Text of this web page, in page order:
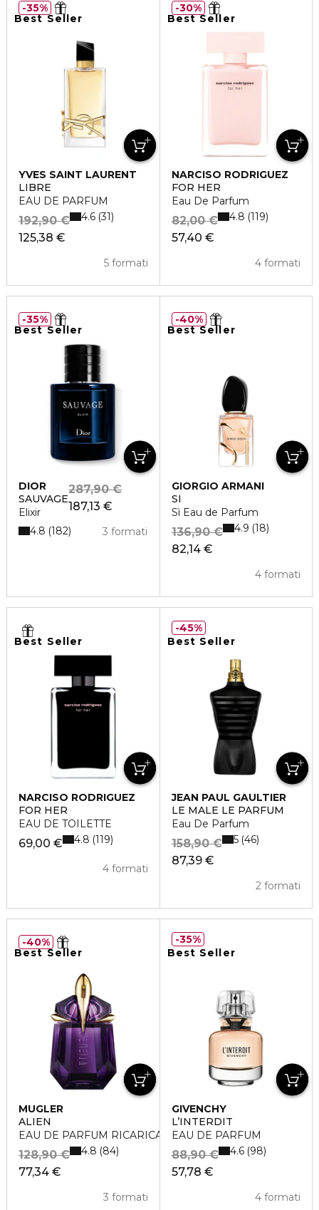
Best Seller
YVES SAINT LAURENT
LIBRE
EAU DE PARFUM
125,38 €
192,90 €
5 formati
4.6 31
35%
Best Seller
NARCISO RODRIGUEZ
FOR HER
Eau De Parfum
57,40 €
82,00 €
4 formati
4.8 119
30%
Best Seller
DIOR
SAUVAGE
Elixir
187,13 €
287,90 €
3 formati
4.8 182
35%
Best Seller
GIORGIO ARMANI
SÌ
Sì Eau de Parfum
82,14 €
136,90 €
4 formati
4.9 18
40%
Best Seller
NARCISO RODRIGUEZ
FOR HER
EAU DE TOILETTE
69,00 €
4 formati
4.8 119
Best Seller
JEAN PAUL GAULTIER
LE MALE LE PARFUM
Eau De Parfum
87,39 €
158,90 €
2 formati
5 46
45%
Best Seller
MUGLER
ALIEN
EAU DE PARFUM RICARICABILE
77,34 €
128,90 €
3 formati
4.8 84
40%
Best Seller
GIVENCHY
L’INTERDIT
EAU DE PARFUM
57,78 €
88,90 €
4 formati
4.6 98
35%